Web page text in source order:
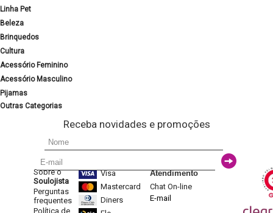
Linha Pet
Beleza
Brinquedos
Cultura
Acessório Feminino
Acessório Masculino
Pijamas
Outras Categorias
Receba novidades e promoções
Sobre o
Soulojista
Perguntas
frequentes
Política de
Visa
Mastercard
Diners
Atendimento
Chat On-line
E-mail